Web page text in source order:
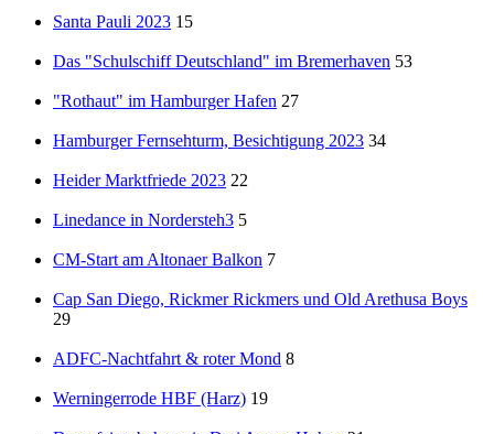
Santa Pauli 2023 15
Das "Schulschiff Deutschland" im Bremerhaven 53
"Rothaut" im Hamburger Hafen 27
Hamburger Fernsehturm, Besichtigung 2023 34
Heider Marktfriede 2023 22
Linedance in Nordersteh3 5
CM-Start am Altonaer Balkon 7
Cap San Diego, Rickmer Rickmers und Old Arethusa Boys
29
ADFC-Nachtfahrt & roter Mond 8
Werningerrode HBF (Harz) 19